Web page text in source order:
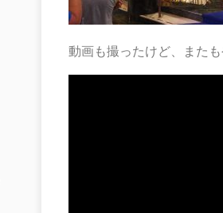
動画も撮ったけど、また